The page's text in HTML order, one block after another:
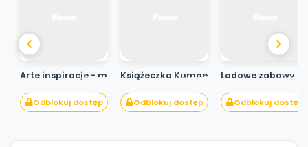
Arte inspiracje - musujące drzewo
Odblokuj dostęp
Książeczka Kumpelkowa
Odblokuj dostęp
Lodowe zabawy
Odblokuj dostęp